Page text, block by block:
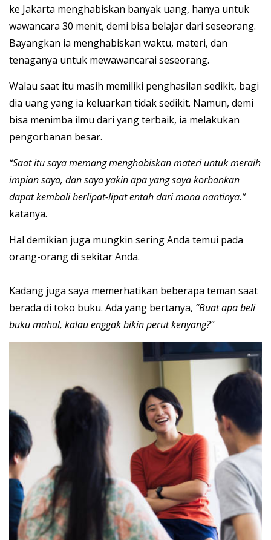
ke Jakarta menghabiskan banyak uang, hanya untuk
wawancara 30 menit, demi bisa belajar dari seseorang.
Bayangkan ia menghabiskan waktu, materi, dan
tenaganya untuk mewawancarai seseorang.
Walau saat itu masih memiliki penghasilan sedikit, bagi
dia uang yang ia keluarkan tidak sedikit. Namun, demi
bisa menimba ilmu dari yang terbaik, ia melakukan
pengorbanan besar.
“Saat itu saya memang menghabiskan materi untuk meraih
impian saya, dan saya yakin apa yang saya korbankan
dapat kembali berlipat-lipat entah dari mana nantinya.”
katanya.
Hal demikian juga mungkin sering Anda temui pada
orang-orang di sekitar Anda.
Kadang juga saya memerhatikan beberapa teman saat
berada di toko buku. Ada yang bertanya, “Buat apa beli
buku mahal, kalau enggak bikin perut kenyang?”